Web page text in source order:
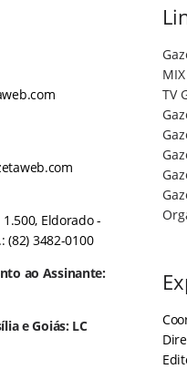
Eldorado -
(82) 3482-0100
ao Assinante:
e Goiás: LC
TV